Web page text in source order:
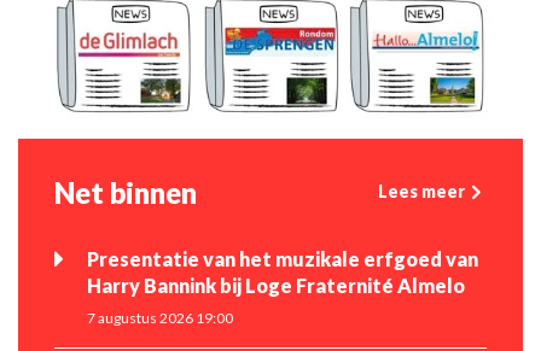
Net binnen Lees meer
Presentatie van het muzikale erfgoed van
Harry Bannink bij Loge Fraternité Almelo
7 augustus 2026 19:00